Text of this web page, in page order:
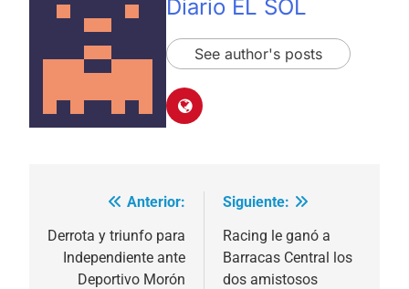
Diario EL SOL
See author's posts
Navegación
de
entradas
Anterior:
Derrota y triunfo para
Independiente ante
Deportivo Morón
Siguiente:
Racing le ganó a
Barracas Central los
dos amistosos